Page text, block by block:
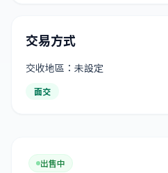
交易方式
交收地區：未設定
面交
出售中